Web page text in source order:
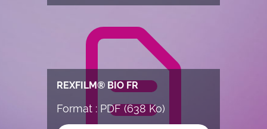
REXFILM® BIO FR
Format : PDF (638 Ko)